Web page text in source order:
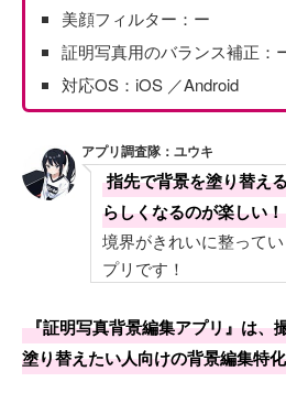
美顔フィルター：ー
証明写真用のバランス補正：
対応OS：iOS ／Android
アプリ調査隊：ユウキ
指先で背景を塗り替え
らしくなるのが楽しい！
境界がきれいに整って
プリです！
『証明写真背景編集アプリ』は、
塗り替えたい人向けの背景編集特